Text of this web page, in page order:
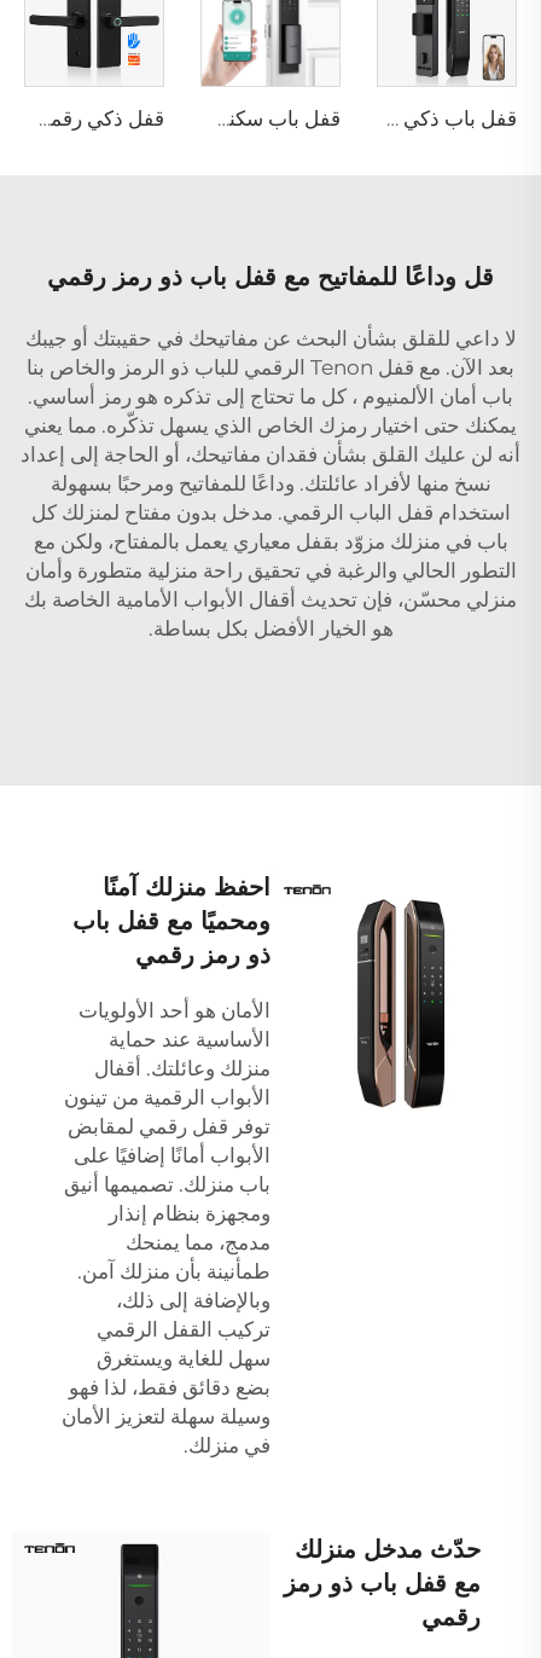
قفل باب ذكي مسح ثلاثي الأبعاد للوجه مع شبكة Tuya WiFi قابل للإلغاء Tenon D2 Pro قفل باب سكني بدون مفتاح Tuya WiFi بيومتري باستخدام بصمة الوجه Tenon A5 قفل ذكي رقمي ببصمة إصبع ورمز سري ذكي تينون T11
قل وداعًا للمفاتيح مع قفل باب ذو رمز رقمي
لا داعي للقلق بشأن البحث عن مفاتيحك في حقيبتك أو جيبك
بعد الآن. مع قفل Tenon الرقمي للباب ذو الرمز والخاص بنا
باب أمان الألمنيوم ، كل ما تحتاج إلى تذكره هو رمز أساسي.
يمكنك حتى اختيار رمزك الخاص الذي يسهل تذكّره. مما يعني
أنه لن عليك القلق بشأن فقدان مفاتيحك، أو الحاجة إلى إعداد
نسخ منها لأفراد عائلتك. وداعًا للمفاتيح ومرحبًا بسهولة
استخدام قفل الباب الرقمي. مدخل بدون مفتاح لمنزلك كل
باب في منزلك مزوّد بقفل معياري يعمل بالمفتاح، ولكن مع
التطور الحالي والرغبة في تحقيق راحة منزلية متطورة وأمان
منزلي محسّن، فإن تحديث أقفال الأبواب الأمامية الخاصة بك
هو الخيار الأفضل بكل بساطة.
احفظ منزلك آمنًا
ومحميًا مع قفل باب
ذو رمز رقمي
الأمان هو أحد الأولويات
الأساسية عند حماية
منزلك وعائلتك. أقفال
الأبواب الرقمية من تينون
توفر قفل رقمي لمقابض
الأبواب أمانًا إضافيًا على
باب منزلك. تصميمها أنيق
ومجهزة بنظام إنذار
مدمج، مما يمنحك
طمأنينة بأن منزلك آمن.
وبالإضافة إلى ذلك،
تركيب القفل الرقمي
سهل للغاية ويستغرق
بضع دقائق فقط، لذا فهو
وسيلة سهلة لتعزيز الأمان
في منزلك.
حدّث مدخل منزلك
مع قفل باب ذو رمز
رقمي